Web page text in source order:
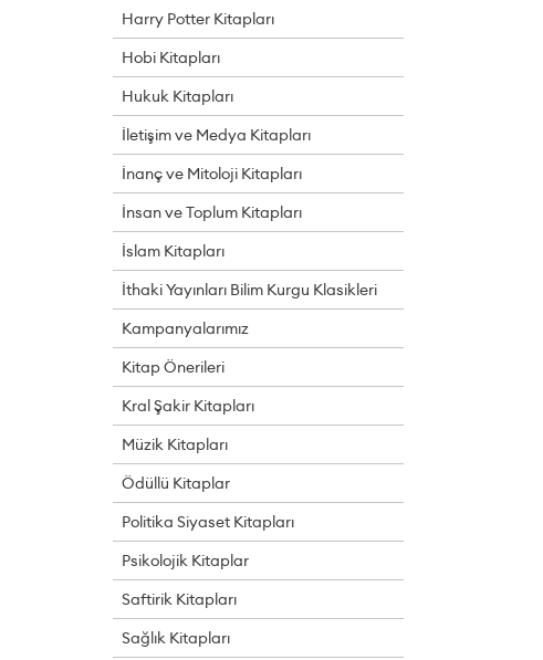
Harry Potter Kitapları
Hobi Kitapları
Hukuk Kitapları
İletişim ve Medya Kitapları
İnanç ve Mitoloji Kitapları
İnsan ve Toplum Kitapları
İslam Kitapları
İthaki Yayınları Bilim Kurgu Klasikleri
Kampanyalarımız
Kitap Önerileri
Kral Şakir Kitapları
Müzik Kitapları
Ödüllü Kitaplar
Politika Siyaset Kitapları
Psikolojik Kitaplar
Saftirik Kitapları
Sağlık Kitapları